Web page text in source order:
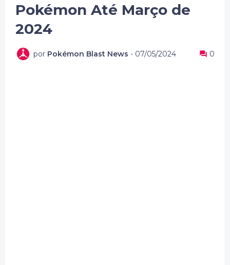
Pokémon Até Março de
2024
por Pokémon Blast News - 07/05/2024 0